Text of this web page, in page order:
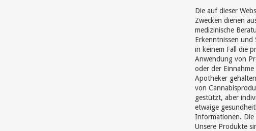
Die auf dieser
Zwecken dienen
medizinische
Erkenntnissen und
in keinem Fall die
Anwendung von
oder der
Apotheker
von
gestützt, aber
etwaige
Informationen. Die
Unsere Produkte